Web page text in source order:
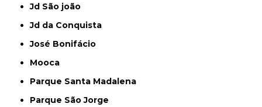
Jd São joão
Jd da Conquista
José Bonifácio
Mooca
Parque Santa Madalena
Parque São Jorge